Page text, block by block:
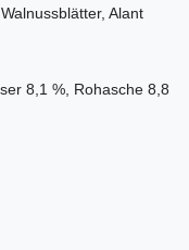
Alant
8,1 %, Rohasche 8,8